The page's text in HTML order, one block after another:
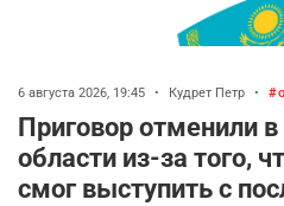
6 августа 2026, 19:45 • Кудрет Петр •
Приговор отменили
области из-за того,
смог выступить с